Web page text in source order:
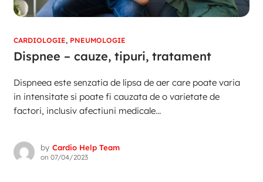
CARDIOLOGIE, PNEUMOLOGIE
Dispnee – cauze, tipuri, tratament
Dispneea este senzatia de lipsa de aer care poate varia
in intensitate si poate fi cauzata de o varietate de
factori, inclusiv afectiuni medicale...
by Cardio Help Team
on 07/04/2023